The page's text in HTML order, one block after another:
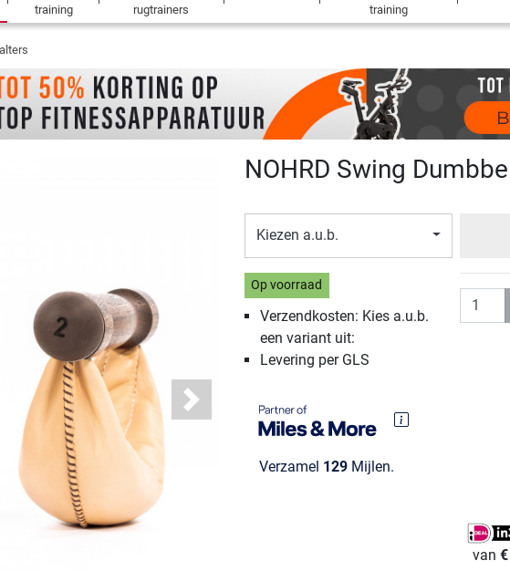
training
rugtrainers
training
Next
NOHRD Swing
Kiezen a.u.b.
Op voorraad
Verzendkosten: Kies a.u.b.
een variant uit:
Levering per GLS
Verzamel 129Mijlen.
Aantal
van